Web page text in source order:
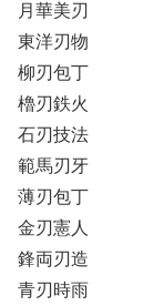
月華美刃
東洋刃物
柳刃包丁
櫓刃鉄火
石刃技法
範馬刃牙
薄刃包丁
金刃憲人
鋒両刃造
青刃時雨